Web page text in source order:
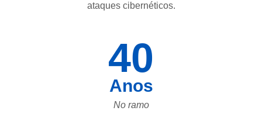
ataques cibernéticos.
40
Anos
No ramo